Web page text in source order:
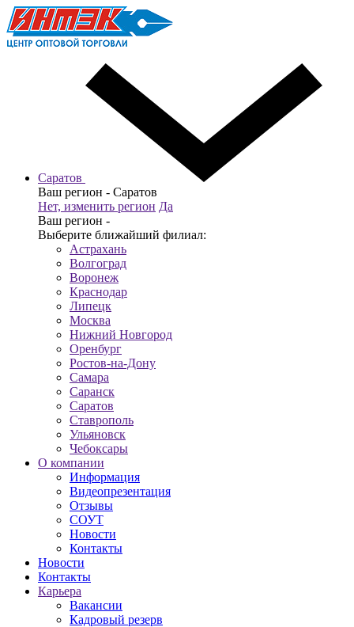
Саратов
Ваш регион - Саратов
Нет, изменить регион Да
Ваш регион -
Выберите ближайший филиал:
Астрахань
Волгоград
Воронеж
Краснодар
Липецк
Москва
Нижний Новгород
Оренбург
Ростов-на-Дону
Самара
Саранск
Саратов
Ставрополь
Ульяновск
Чебоксары
О компании
Информация
Видеопрезентация
Отзывы
СОУТ
Новости
Контакты
Новости
Контакты
Карьера
Вакансии
Кадровый резерв